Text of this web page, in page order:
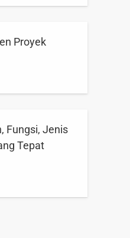
Proyek
Fungsi, Jenis
Tepat